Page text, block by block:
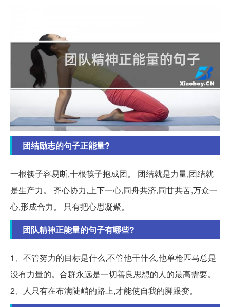
团结励志的句子正能量?
一根筷子容易断,十根筷子抱成团。 团结就是力量,团结就
是生产力。 齐心协力,上下一心,同舟共济,同甘共苦,万众一
心,形成合力。 只有把心思凝聚。
团队精神正能量的句子有哪些?
1、不管努力的目标是什么,不管他干什么,他单枪匹马总是
没有力量的。合群永远是一切善良思想的人的最高需要。
2、人只有在布满陡峭的路上,才能使自我的脚跟变。